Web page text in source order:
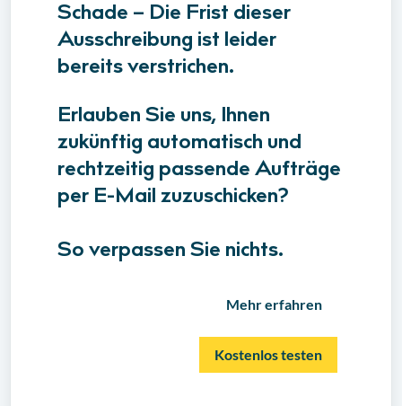
Schade – Die Frist dieser
Ausschreibung ist leider
bereits verstrichen.
Erlauben Sie uns, Ihnen
zukünftig automatisch und
rechtzeitig passende Aufträge
per E-Mail zuzuschicken?
So verpassen Sie nichts.
Mehr erfahren
Kostenlos testen